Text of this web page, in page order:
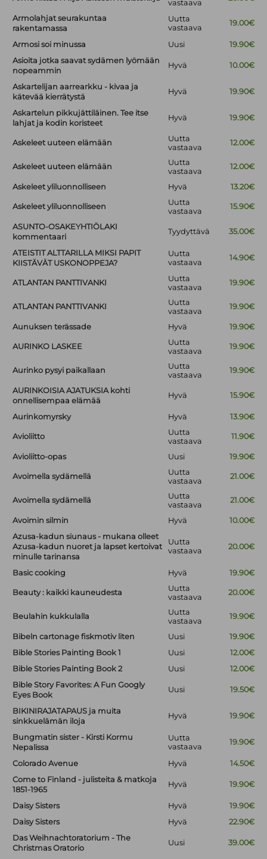
vastaava
Armolahjat seurakuntaa
rakentamassa
Uutta
vastaava
19.00€
Armosi soi minussa Uusi
19.90€
Asioita jotka saavat sydämen lyömään
nopeammin
Hyvä 10.00€
Askartelijan aarrearkku - kivaa ja
kätevää kierrätystä
Hyvä 19.90€
Askartelun pikkujättiläinen. Tee itse
lahjat ja kodin koristeet
Hyvä 19.90€
Askeleet uuteen elämään
Uutta
vastaava
12.00€
Askeleet uuteen elämään
Uutta
vastaava
12.00€
Askeleet yliluonnolliseen Hyvä 13.20€
Askeleet yliluonnolliseen
Uutta
vastaava
15.90€
ASUNTO-OSAKEYHTIÖLAKI
kommentaari
Tyydyttävä 35.00€
ATEISTIT ALTTARILLA MIKSI PAPIT
KIISTÄVÄT USKONOPPEJA?
Uutta
vastaava
14.90€
ATLANTAN PANTTIVANKI
Uutta
vastaava
19.90€
ATLANTAN PANTTIVANKI
Uutta
vastaava
19.90€
Aunuksen terässade Hyvä 19.90€
AURINKO LASKEE
Uutta
vastaava
19.90€
Aurinko pysyi paikallaan
Uutta
vastaava
19.90€
AURINKOISIA AJATUKSIA kohti
onnellisempaa elämää
Hyvä 15.90€
Aurinkomyrsky Hyvä 13.90€
Avioliitto
Uutta
vastaava
11.90€
Avioliitto-opas Uusi 19.90€
Avoimella sydämellä
Uutta
vastaava
21.00€
Avoimella sydämellä
Uutta
vastaava
21.00€
Avoimin silmin Hyvä
10.00€
Azusa-kadun siunaus - mukana olleet
Azusa-kadun nuoret ja lapset kertoivat
minulle tarinansa
Uutta
vastaava
20.00€
Basic cooking Hyvä 19.90€
Beauty : kaikki kauneudesta
Uutta
vastaava
20.00€
Beulahin kukkulalla
Uutta
vastaava
19.90€
Bibeln cartonage fiskmotiv liten Uusi
19.90€
Bible Stories Painting Book 1
Uusi
12.00€
Bible Stories Painting Book 2
Uusi
12.00€
Bible Story Favorites: A Fun Googly
Eyes Book
Uusi 19.50€
BIKINIRAJATAPAUS ja muita
sinkkuelämän iloja
Hyvä 19.90€
Bungmatin sister - Kirsti Kormu
Nepalissa
Uutta
vastaava
19.90€
Colorado Avenue Hyvä
14.50€
Come to Finland - julisteita & matkoja
1851-1965
Hyvä 19.90€
Daisy Sisters Hyvä
19.90€
Daisy Sisters
Hyvä
22.90€
Das Weihnachtoratorium - The
Christmas Oratorio
Uusi 39.00€